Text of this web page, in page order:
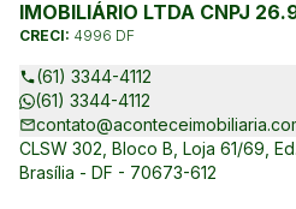
IMOBILIÁRIO LTDA CNPJ
CRECI: 4996 DF
(61) 3344-4112
(61) 3344-4112
CLSW 302, Bloco B, Loja 61/69,
Brasília - DF - 70673-612